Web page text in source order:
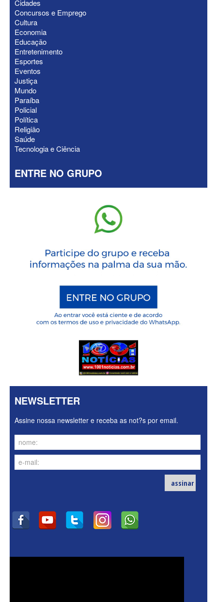
ELEIÇÕES 2026 - Gervásio “dá o troco”
em Matheus Bezerra e tira prefeito da
base de Maria Porto
Cidades
Concursos e Emprego
Cultura
Economia
Educação
Entretenimento
Esportes
Eventos
Justiça
Mundo
Paraíba
Policial
Política
Religião
Saúde
Tecnologia e Ciência
ENTRE NO GRUPO
NEWSLETTER
Assine nossa newsletter e receba as not?s por email.